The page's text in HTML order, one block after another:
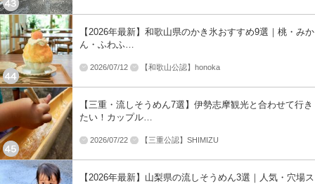
【2026年最新】和歌山県のかき氷おすすめ9選｜桃・みか
ん・ふわふ…
2026/07/12 【和歌山公認】honoka
【三重・流しそうめん7選】伊勢志摩観光と合わせて行き
たい！カップル…
2026/07/22 【三重公認】SHIMIZU
【2026年最新】山梨県の流しそうめん3選｜人気・穴場ス